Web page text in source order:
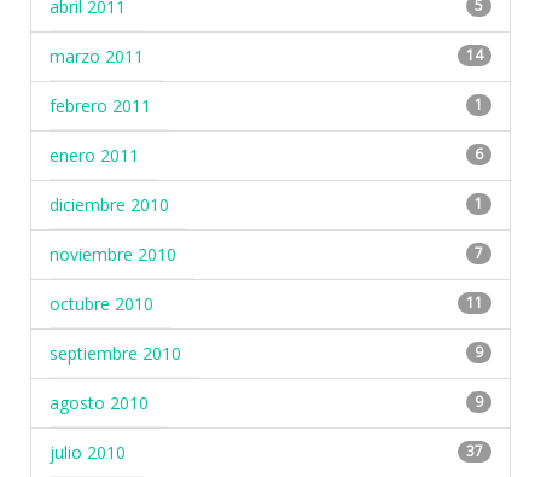
abril 2011 5
marzo 2011 14
febrero 2011 1
enero 2011 6
diciembre 2010 1
noviembre 2010 7
octubre 2010 11
septiembre 2010 9
agosto 2010 9
julio 2010 37